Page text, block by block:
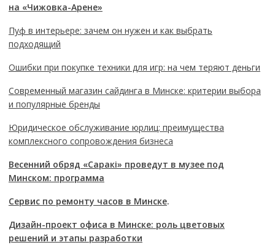
на «Чижовка-Арене»
Пуф в интерьере: зачем он нужен и как выбрать
подходящий
Ошибки при покупке техники для игр: на чем теряют деньги
Современный магазин сайдинга в Минске: критерии выбора
и популярные бренды
Юридическое обслуживание юрлиц: преимущества
комплексного сопровождения бизнеса
Весенний обряд «Саракі» проведут в музее под
Минском: программа
Сервис по ремонту часов в Минске.
Дизайн-проект офиса в Минске: роль цветовых
решений и этапы разработки